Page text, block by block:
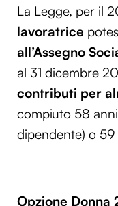
La Legge, per il
lavoratrice
all’Assegno
al 31 dicembre
contributi per
compiuto 58
dipendente) o
Opzione Donna